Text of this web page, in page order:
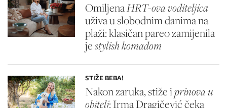
OmiljenaHRT-ova voditeljica
uživa u slobodnim danima na
plaži: klasičan pareo zamijenila
jestylish komadom
STIŽE BEBA!
Nakon zaruka, stiže iprinova u
obitelj: Irma Dragičević čeka